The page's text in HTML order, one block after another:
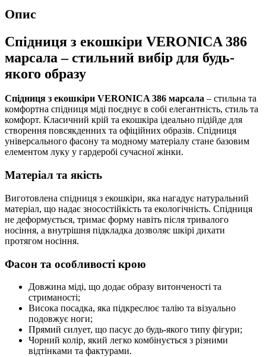
Опис
Спідниця з екошкіри VERONICA 386
марсала – стильний вибір для будь-
якого образу
Спідниця з екошкіри VERONICA 386 марсала – стильна та
комфортна спідниця міді поєднує в собі елегантність, стиль та
комфорт. Класичний крій та екошкіра ідеально підійде для
створення повсякденних та офіційних образів. Спідниця
універсального фасону та модному матеріалу стане базовим
елементом луку у гардеробі сучасної жінки.
Матеріал та якість
Виготовлена спідниця з екошкіри, яка нагадує натуральний
матеріал, що надає зносостійкість та екологічність. Спідниця
не деформується, тримає форму навіть після тривалого
носіння, а внутрішня підкладка дозволяє шкірі дихати
протягом носіння.
Фасон та особливості крою
Довжина міді, що додає образу витонченості та
стриманості;
Висока посадка, яка підкреслює талію та візуально
подовжує ноги;
Прямий силует, що пасує до будь-якого типу фігури;
Чорний колір, який легко комбінується з різними
відтінками та фактурами.